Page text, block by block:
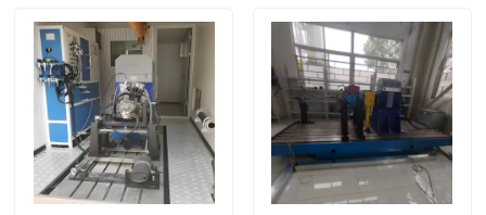
Over Ons
Fabriekstour
Kwaliteitscontrole